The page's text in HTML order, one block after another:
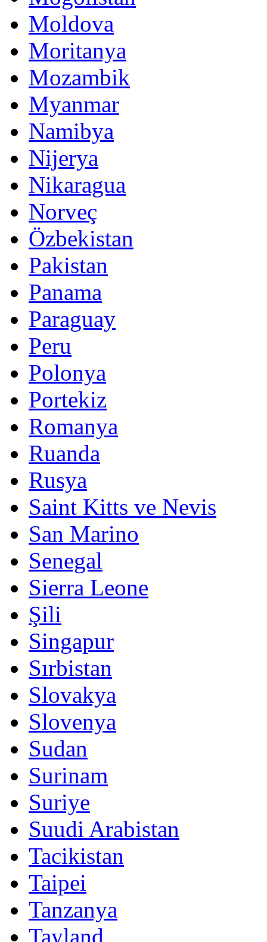
Moldova
Moritanya
Mozambik
Myanmar
Namibya
Nijerya
Nikaragua
Norveç
Özbekistan
Pakistan
Panama
Paraguay
Peru
Polonya
Portekiz
Romanya
Ruanda
Rusya
Saint Kitts ve Nevis
San Marino
Senegal
Sierra Leone
Şili
Singapur
Sırbistan
Slovakya
Slovenya
Sudan
Surinam
Suriye
Suudi Arabistan
Tacikistan
Taipei
Tanzanya
Tayland